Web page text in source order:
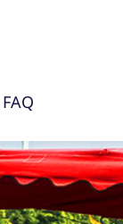
FAQ